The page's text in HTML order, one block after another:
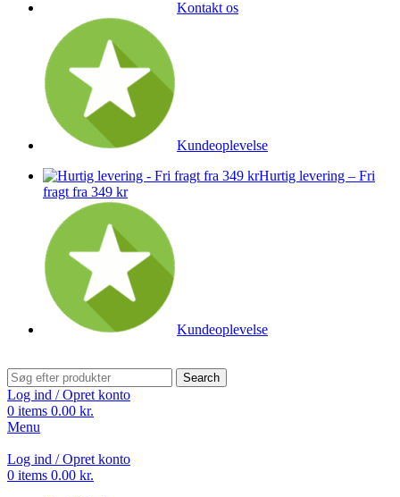
Kontakt os
Kundeoplevelse
Hurtig levering – Fri
fragt fra 349 kr
Kundeoplevelse
Search
Log ind / Opret konto
0 items 0.00 kr.
Menu
Log ind / Opret konto
0 items 0.00 kr.